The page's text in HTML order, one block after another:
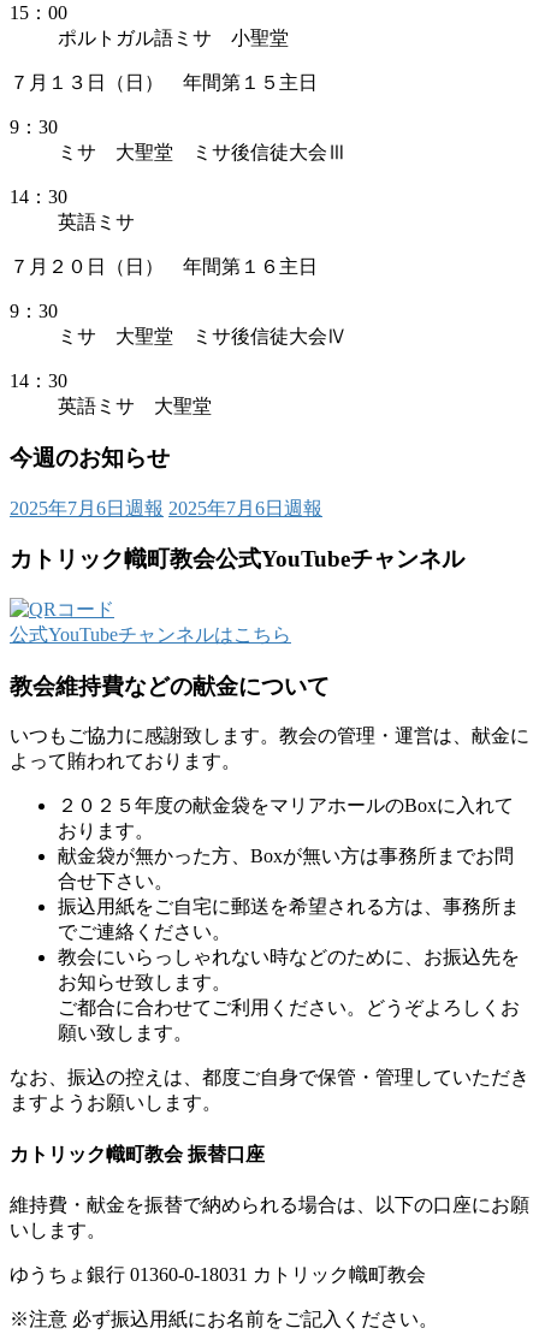
15：00
ポルトガル語ミサ 小聖堂
７月１３日（日） 年間第１５主日
9：30
ミサ 大聖堂 ミサ後信徒大会Ⅲ
14：30
英語ミサ
７月２０日（日） 年間第１６主日
9：30
ミサ 大聖堂 ミサ後信徒大会Ⅳ
14：30
英語ミサ 大聖堂
今週のお知らせ
2025年7月6日週報 2025年7月6日週報
カトリック幟町教会公式YouTubeチャンネル
公式YouTubeチャンネルはこちら
教会維持費などの献金について
いつもご協力に感謝致します。教会の管理・運営は、献金に
よって賄われております。
２０２５年度の献金袋をマリアホールのBoxに入れて
おります。
献金袋が無かった方、Boxが無い方は事務所までお問
合せ下さい。
振込用紙をご自宅に郵送を希望される方は、事務所ま
でご連絡ください。
教会にいらっしゃれない時などのために、お振込先を
お知らせ致します。
ご都合に合わせてご利用ください。どうぞよろしくお
願い致します。
なお、振込の控えは、都度ご自身で保管・管理していただき
ますようお願いします。
カトリック幟町教会 振替口座
維持費・献金を振替で納められる場合は、以下の口座にお願
いします。
ゆうちょ銀行 01360-0-18031 カトリック幟町教会
※注意 必ず振込用紙にお名前をご記入ください。